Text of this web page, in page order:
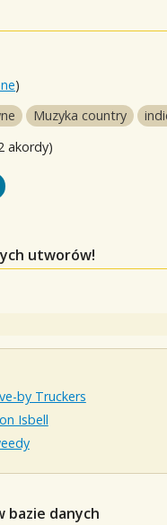
)
Muzyka country
akordy)
utworów!
by Truckers
Isbell
bazie danych